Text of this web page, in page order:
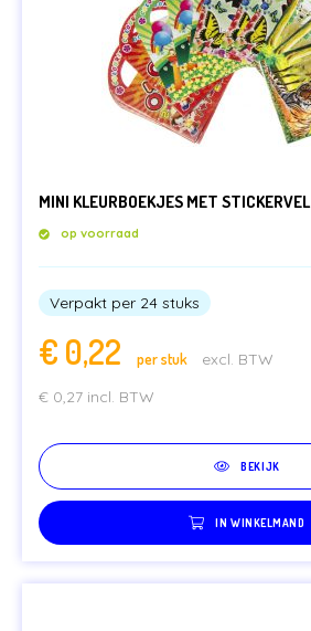
LEGE CAPSULES
PARTIJHANDEL EN SALE
MINI KLEURBOEKJES MET STICKERVEL
op voorraad
Verpakt per 24 stuks
€ 0,22 per stuk
excl. BTW
€ 0,27 incl. BTW
BEKIJK
IN WINKELMAND